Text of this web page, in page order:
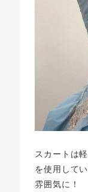
スカートは
を使用して
雰囲気に！